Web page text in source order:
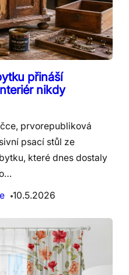
přináší
nikdy
prvorepubliková
psací stůl ze
které dnes dostaly
10.5.2026